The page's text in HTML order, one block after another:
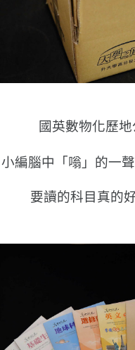
國英數物化歷
小編腦中「嗡」的一
要讀的科目真的